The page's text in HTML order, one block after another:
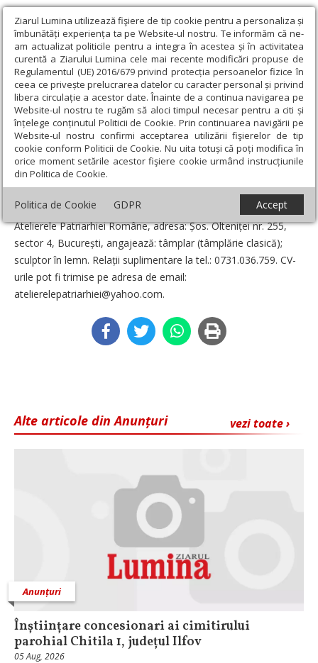
Ziarul Lumina utilizează fişiere de tip cookie pentru a personaliza și
îmbunătăți experiența ta pe Website-ul nostru. Te informăm că ne-
am actualizat politicile pentru a integra în acestea și în activitatea
curentă a Ziarului Lumina cele mai recente modificări propuse de
Regulamentul (UE) 2016/679 privind protecția persoanelor fizice în
ceea ce privește prelucrarea datelor cu caracter personal și privind
libera circulație a acestor date. Înainte de a continua navigarea pe
Website-ul nostru te rugăm să aloci timpul necesar pentru a citi și
înțelege conținutul Politicii de Cookie. Prin continuarea navigării pe
Website-ul nostru confirmi acceptarea utilizării fişierelor de tip
cookie conform Politicii de Cookie. Nu uita totuși că poți modifica în
orice moment setările acestor fişiere cookie urmând instrucțiunile
din Politica de Cookie.
Politica de Cookie GDPR Accept
Ziarul Lumina › Anunțuri › Angajări la Atelierele Patriarhiei
Române
Angajări la Atelierele Patriarhiei Române
Data: 28 August 2019
Atelierele Patriarhiei Române, adresa: Șos. Olteniței nr. 255,
sector 4, București, angajează: tâmplar (tâmplărie clasică);
sculptor în lemn. Relații suplimentare la tel.: 0731.036.­759. CV-
urile pot fi trimise pe adresa de email:
atelierelepatriarhiei@yahoo.com.
vezi toate ›
Alte articole din Anunțuri
Anunțuri
Înștiințare concesionari ai cimitirului
parohial Chitila 1, județul Ilfov
05 Aug, 2026